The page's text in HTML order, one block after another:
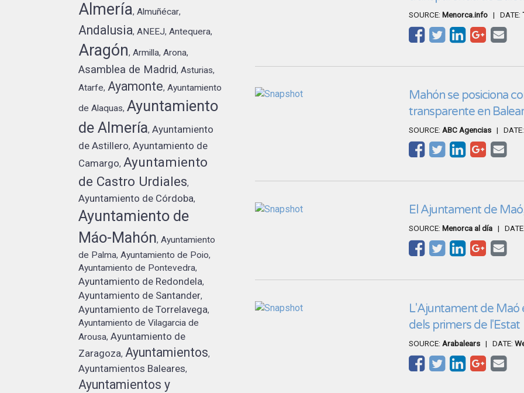
Almería,Almuñécar,
Andalusia,ANEEJ,Antequera,
Aragón,Armilla,Arona,
Asamblea de Madrid,Asturias,
Atarfe, Ayamonte,Ayuntamiento
de Alaquas,Ayuntamiento
de Almería,Ayuntamiento
de Astillero,Ayuntamiento de
Camargo, Ayuntamiento
de Castro Urdiales,
Ayuntamiento de Córdoba,
Ayuntamiento de
Máo-Mahón,Ayuntamiento
de Palma,Ayuntamiento de Poio,
Ayuntamiento de Pontevedra,
Ayuntamiento de Redondela,
Ayuntamiento de Santander,
Ayuntamiento de Torrelavega,
Ayuntamiento de Vilagarcia de
Arousa,Ayuntamiento de
Zaragoza, Ayuntamientos,
Ayuntamientos Baleares,
Ayuntamientos y
SOURCE: Menorca.info| DATE:
Mahón se posiciona
transparente en
SOURCE: ABC Agencias| DATE:
El Ajuntament de
SOURCE: Menorca al día| DATE:
L'Ajuntament de Maó
dels primers de l'Estat
SOURCE: Arabalears| DATE: